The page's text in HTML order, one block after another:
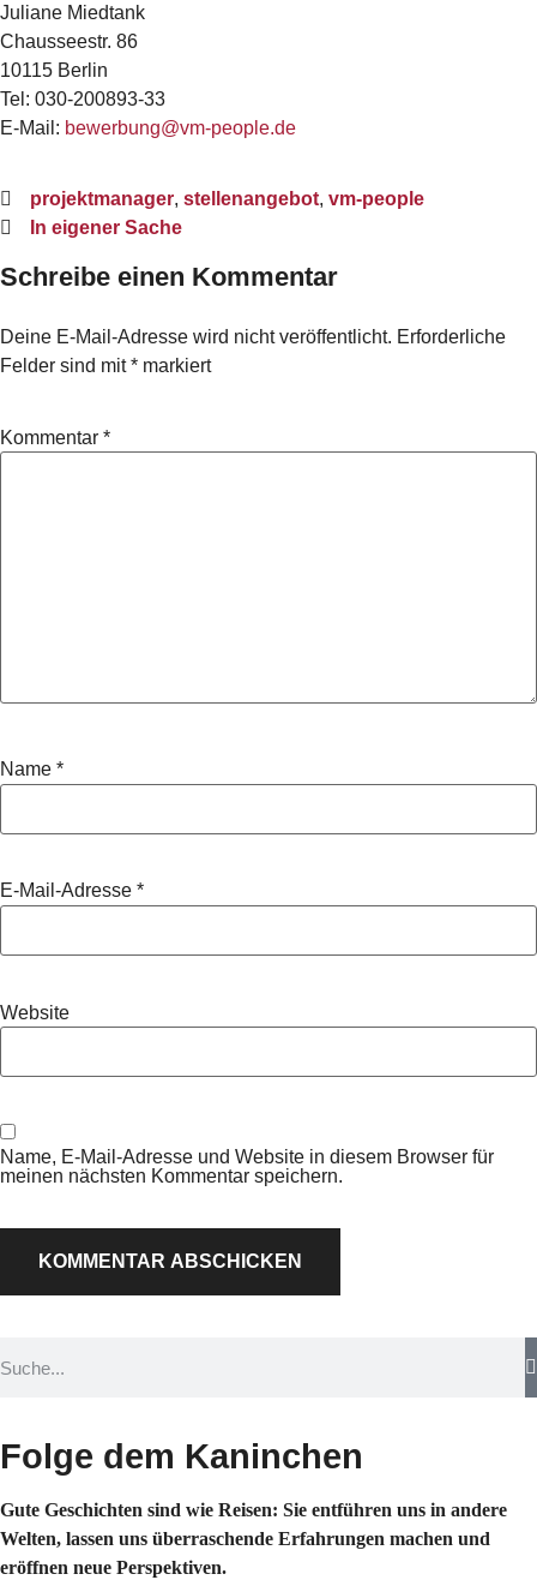
Juliane Miedtank
Chausseestr. 86
10115 Berlin
Tel: 030-200893-33
E-Mail: bewerbung@vm-people.de
projektmanager, stellenangebot, vm-people
In eigener Sache
Schreibe einen Kommentar
Deine E-Mail-Adresse wird nicht veröffentlicht. Erforderliche
Felder sind mit* markiert
Kommentar *
Name *
E-Mail-Adresse *
Website
Name, E-Mail-Adresse und Website in diesem Browser für
meinen nächsten Kommentar speichern.
Folge dem Kaninchen
Gute Geschichten sind wie Reisen: Sie entführen uns in andere
Welten, lassen uns überraschende Erfahrungen machen und
eröffnen neue Perspektiven.